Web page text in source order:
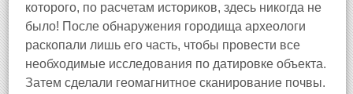
которого, по расчетам историков, здесь никогда не
было! После обнаружения городища археологи
раскопали лишь его часть, чтобы провести все
необходимые исследования по датировке объекта.
Затем сделали геомагнитное сканирование почвы.